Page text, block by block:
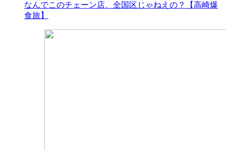
なんでこのチェーン店、全国区じゃねえの？【高崎爆
食旅】